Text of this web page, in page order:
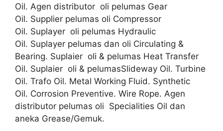
Oil. Agen distributor oli pelumas Gear
Oil. Supplier pelumas oli Compressor
Oil. Suplayer oli pelumas Hydraulic
Oil. Suplayer pelumas dan oli Circulating &
Bearing. Suplaier oli & pelumas Heat Transfer
Oil. Suplaier oli & pelumasSlideway Oil. Turbine
Oil. Trafo Oil. Metal Working Fluid. Synthetic
Oil. Corrosion Preventive. Wire Rope. Agen
distributor pelumas oli Specialities Oil dan
aneka Grease/Gemuk.